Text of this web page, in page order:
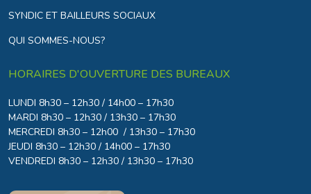
SYNDIC ET BAILLEURS SOCIAUX
QUI SOMMES-NOUS?
HORAIRES D'OUVERTURE DES BUREAUX
LUNDI 8h30 – 12h30 / 14h00 – 17h30
MARDI 8h30 – 12h30 / 13h30 – 17h30
MERCREDI 8h30 – 12h00 / 13h30 – 17h30
JEUDI 8h30 – 12h30 / 14h00 – 17h30
VENDREDI 8h30 – 12h30 / 13h30 – 17h30